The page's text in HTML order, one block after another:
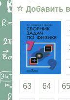
☆ Добавить
63 64 65